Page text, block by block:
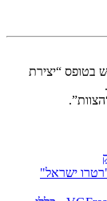
בטופס “יצירת
ישראל"